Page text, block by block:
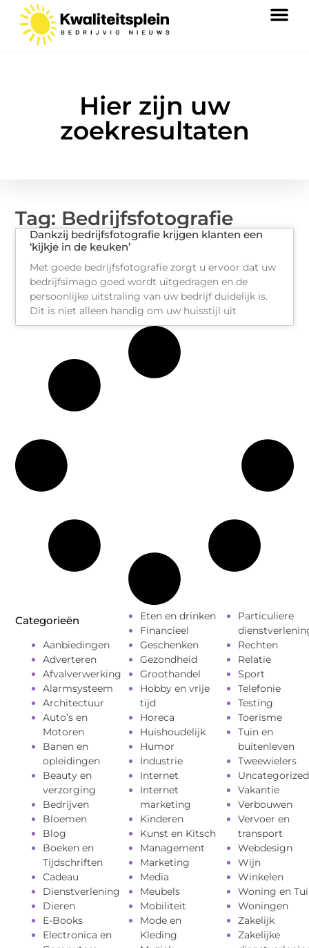
Hier zijn uw
zoekresultaten
Tag: Bedrijfsfotografie
Dankzij bedrijfsfotografie krijgen klanten een
‘kijkje in de keuken’
Met goede bedrijfsfotografie zorgt u ervoor dat uw
bedrijfsimago goed wordt uitgedragen en de
persoonlijke uitstraling van uw bedrijf duidelijk is.
Dit is niet alleen handig om uw huisstijl uit
Categorieën
Aanbiedingen
Adverteren
Afvalverwerking
Alarmsysteem
Architectuur
Auto’s en
Motoren
Banen en
opleidingen
Beauty en
verzorging
Bedrijven
Bloemen
Blog
Boeken en
Tijdschriften
Cadeau
Dienstverlening
Dieren
E-Books
Electronica en
Eten en drinken
Financieel
Geschenken
Gezondheid
Groothandel
Hobby en vrije
tijd
Horeca
Huishoudelijk
Humor
Industrie
Internet
Internet
marketing
Kinderen
Kunst en Kitsch
Management
Marketing
Media
Meubels
Mobiliteit
Mode en
Kleding
Particuliere
Rechten
Relatie
Sport
Telefonie
Testing
Toerisme
Tuin en
buitenleven
Tweewielers
Uncategorized
Vakantie
Verbouwen
Vervoer en
transport
Webdesign
Wijn
Winkelen
Woning en
Woningen
Zakelijk
Zakelijke